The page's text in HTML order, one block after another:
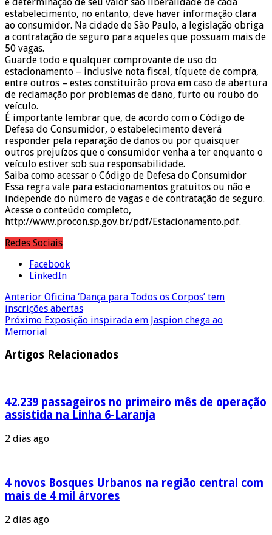
estabelecimento, no entanto, deve haver informação clara
ao consumidor. Na cidade de São Paulo, a legislação obriga
a contratação de seguro para aqueles que possuam mais de
50 vagas.
Guarde todo e qualquer comprovante de uso do
estacionamento – inclusive nota fiscal, tíquete de compra,
entre outros – estes constituirão prova em caso de abertura
de reclamação por problemas de dano, furto ou roubo do
veículo.
É importante lembrar que, de acordo com o Código de
Defesa do Consumidor, o estabelecimento deverá
responder pela reparação de danos ou por quaisquer
outros prejuízos que o consumidor venha a ter enquanto o
veículo estiver sob sua responsabilidade.
Saiba como acessar o Código de Defesa do Consumidor
Essa regra vale para estacionamentos gratuitos ou não e
independe do número de vagas e de contratação de seguro.
Acesse o conteúdo completo,
http://www.procon.sp.gov.br/pdf/Estacionamento.pdf.
Redes Sociais
Facebook
LinkedIn
Anterior Oficina ‘Dança para Todos os Corpos’ tem
inscrições abertas
Próximo Exposição inspirada em Jaspion chega ao
Memorial
Artigos Relacionados
42.239 passageiros no primeiro mês de operação
assistida na Linha 6-Laranja
2 dias ago
4 novos Bosques Urbanos na região central com
mais de 4 mil árvores
2 dias ago